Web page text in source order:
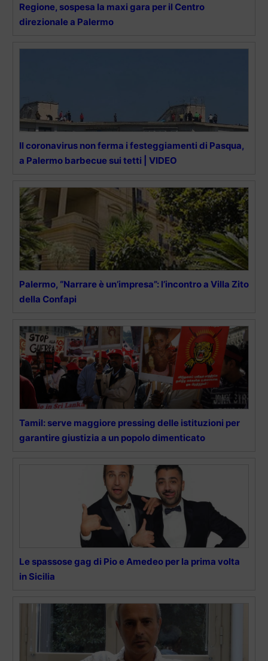
Regione, sospesa la maxi gara per il Centro
direzionale a Palermo
Il coronavirus non ferma i festeggiamenti di Pasqua,
a Palermo barbecue sui tetti | VIDEO
Palermo, “Narrare è un’impresa”: l’incontro a Villa Zito
della Confapi
Tamil: serve maggiore pressing delle istituzioni per
garantire giustizia a un popolo dimenticato
Le spassose gag di Pio e Amedeo per la prima volta
in Sicilia